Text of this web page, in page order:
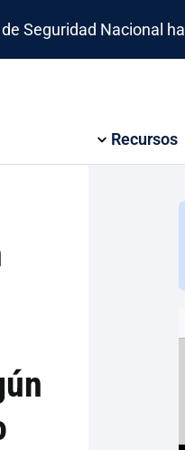
Seguridad Nacional
Recursos